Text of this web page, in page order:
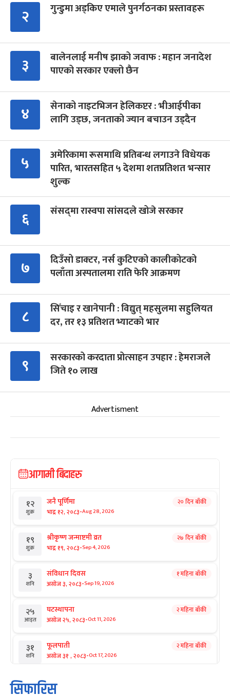
२ गुन्डुमा अड्किए एमाले पुनर्गठनका प्रस्तावहरू
३
बालेनलाई मनीष झाको जवाफ : महान जनादेश
पाएको सरकार एक्लो छैन
४
सेनाको नाइटभिजन हेलिकप्टर : भीआईपीका
लागि उड्छ, जनताको ज्यान बचाउन उड्दैन
५
अमेरिकामा रूसमाथि प्रतिबन्ध लगाउने विधेयक
पारित, भारतसहित ५ देशमा शतप्रतिशत भन्सार
शुल्क
६ संसद्‍मा रास्वपा सांसदले खोजे सरकार
७
दिउँसो डाक्टर, नर्स कुटिएको कालीकोटको
पलाँता अस्पतालमा राति फेरि आक्रमण
८
सिँचाइ र खानेपानी : विद्युत् महसुलमा सहुलियत
दर, तर १३ प्रतिशत भ्याटको भार
९
सरकारको करदाता प्रोत्साहन उपहार : हेमराजले
जिते १० लाख
Advertisment
आगामी बिदाहरु
१२
शुक्र
जनै पूर्णिमा
भाद्र १२, २०८३-Aug 28, 2026
२० दिन बाँकी
१९
शुक्र
श्रीकृष्ण जन्माष्टमी व्रत
भाद्र १९, २०८३-Sep 4, 2026
२७ दिन बाँकी
३
शनि
संविधान दिवस
असोज ३, २०८३-Sep 19, 2026
१ महिना बाँकी
२५
आइत
घटस्थापना
असोज २५, २०८३-Oct 11, 2026
२ महिना बाँकी
३१
शनि
फूलपाती
असोज ३१ , २०८३-Oct 17, 2026
२ महिना बाँकी
१
आइत
कार्तिक सङ्क्रान्ति
कार्तिक १, २०८३
सिफारिस